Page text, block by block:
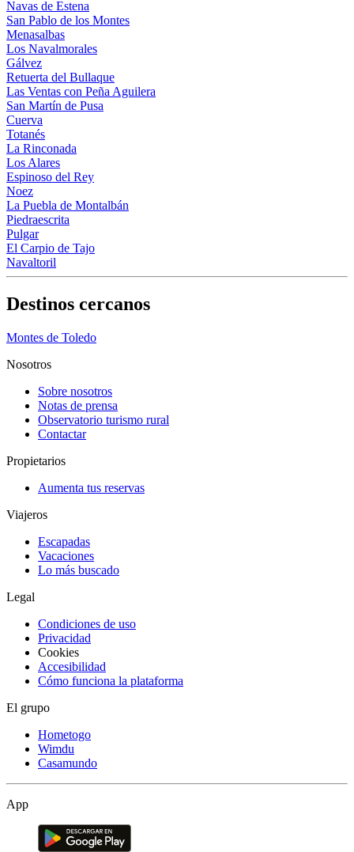
Navas de Estena
San Pablo de los Montes
Menasalbas
Los Navalmorales
Gálvez
Retuerta del Bullaque
Las Ventas con Peña Aguilera
San Martín de Pusa
Cuerva
Totanés
La Rinconada
Los Alares
Espinoso del Rey
Noez
La Puebla de Montalbán
Piedraescrita
Pulgar
El Carpio de Tajo
Navaltoril
Destinos cercanos
Montes de Toledo
Nosotros
Sobre nosotros
Notas de prensa
Observatorio turismo rural
Contactar
Propietarios
Aumenta tus reservas
Viajeros
Escapadas
Vacaciones
Lo más buscado
Legal
Condiciones de uso
Privacidad
Cookies
Accesibilidad
Cómo funciona la plataforma
El grupo
Hometogo
Wimdu
Casamundo
App